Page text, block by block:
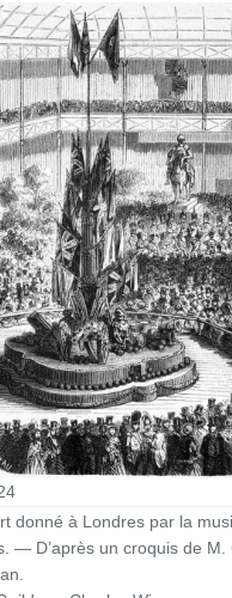
donné à Londres par la
— D’après un croquis de M.